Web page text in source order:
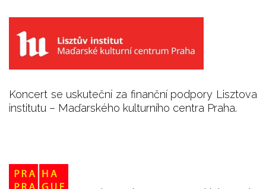
Koncert se uskuteční za finanční podpory Lisztova
institutu – Maďarského kulturního centra Praha.